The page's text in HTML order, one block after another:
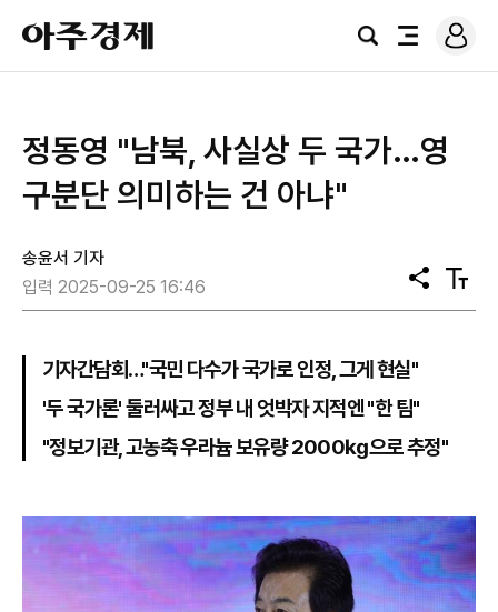
아
주
경
검
전
로
그
정동영 "남북, 사실상 두 국가…영
구분단 의미하는 건 아냐"
송윤서 기자
입력 2025-09-25 16:46
공
유
텍
스
기자간담회…"국민 다수가 국가로 인정, 그게 현실"
'두 국가론' 둘러싸고 정부 내 엇박자 지적엔 "한 팀"
"정보기관, 고농축 우라늄 보유량 2000㎏으로 추정"